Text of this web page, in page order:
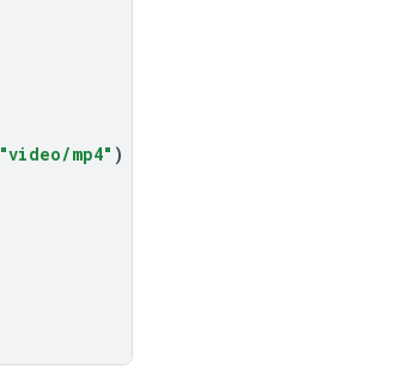
"video/mp4" )